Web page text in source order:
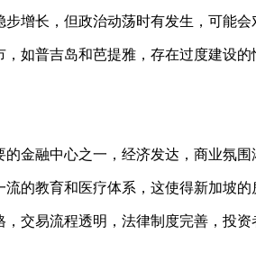
增长，但政治动荡时有发生，可能会
如普吉岛和芭提雅，存在过度建设
金融中心之一，经济发达，商业氛
的教育和医疗体系，这使得新加坡
交易流程透明，法律制度完善，投资